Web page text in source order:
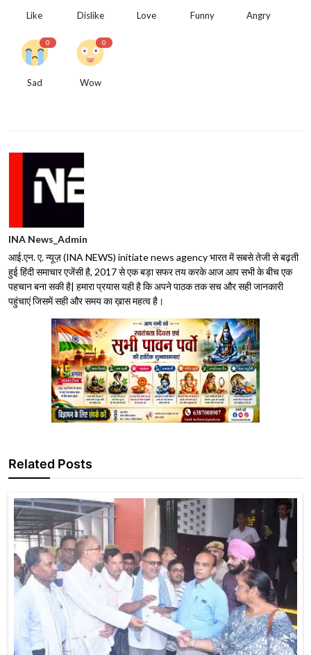
Like Dislike Love Funny Angry
0
Sad
0
Wow
INA News_Admin
आई.एन. ए. न्यूज़ (INA NEWS) initiate news agency भारत में सबसे तेजी से बढ़ती
हुई हिंदी समाचार एजेंसी है, 2017 से एक बड़ा सफर तय करके आज आप सभी के बीच एक
पहचान बना सकी है| हमारा प्रयास यही है कि अपने पाठक तक सच और सही जानकारी
पहुंचाएं जिसमें सही और समय का ख़ास महत्व है।
Related Posts